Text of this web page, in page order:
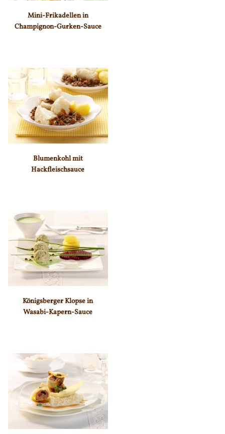
Mini-Frikadellen in
Champignon-Gurken-Sauce
Blumenkohl mit
Hackfleischsauce
Königsberger Klopse in
Wasabi-Kapern-Sauce